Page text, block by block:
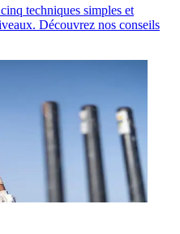
techniques simples et
Découvrez nos conseils